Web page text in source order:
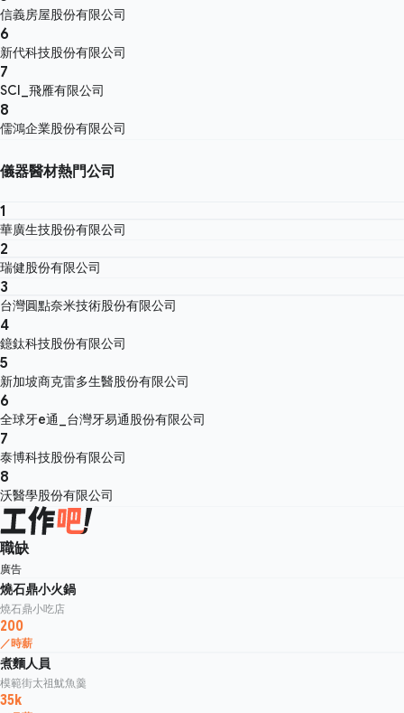
信義房屋股份有限公司
6
新代科技股份有限公司
7
SCI_飛雁有限公司
8
儒鴻企業股份有限公司
儀器醫材熱門公司
1
華廣生技股份有限公司
2
瑞健股份有限公司
3
台灣圓點奈米技術股份有限公司
4
鐿鈦科技股份有限公司
5
新加坡商克雷多生醫股份有限公司
6
全球牙e通_台灣牙易通股份有限公司
7
泰博科技股份有限公司
8
沃醫學股份有限公司
職缺
廣告
燒石鼎小火鍋
燒石鼎小吃店
200
／時薪
煮麵人員
模範街太祖魷魚羹
35k